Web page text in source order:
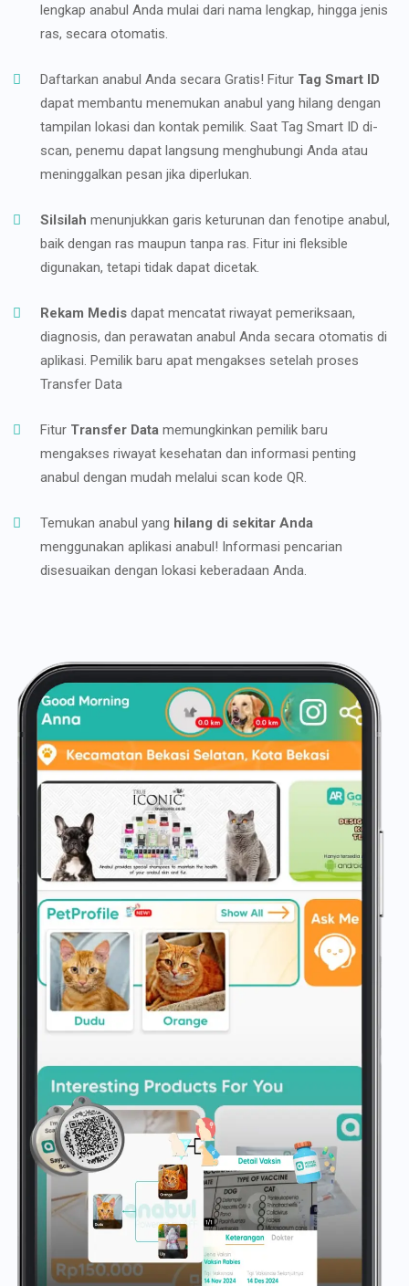
lengkap anabul Anda mulai dari nama lengkap, hingga jenis
ras, secara otomatis.
Daftarkan anabul Anda secara Gratis! Fitur Tag Smart ID
dapat membantu menemukan anabul yang hilang dengan
tampilan lokasi dan kontak pemilik. Saat Tag Smart ID di-
scan, penemu dapat langsung menghubungi Anda atau
meninggalkan pesan jika diperlukan.
Silsilah menunjukkan garis keturunan dan fenotipe anabul,
baik dengan ras maupun tanpa ras. Fitur ini fleksible
digunakan, tetapi tidak dapat dicetak.
Rekam Medis dapat mencatat riwayat pemeriksaan,
diagnosis, dan perawatan anabul Anda secara otomatis di
aplikasi. Pemilik baru apat mengakses setelah proses
Transfer Data
Fitur Transfer Data memungkinkan pemilik baru
mengakses riwayat kesehatan dan informasi penting
anabul dengan mudah melalui scan kode QR.
Temukan anabul yang hilang di sekitar Anda
menggunakan aplikasi anabul! Informasi pencarian
disesuaikan dengan lokasi keberadaan Anda.